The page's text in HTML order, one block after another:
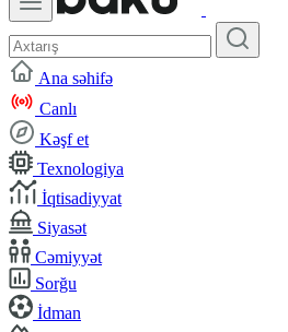
Ana səhifə
Canlı
Kəşf et
Texnologiya
İqtisadiyyat
Siyasət
Cəmiyyət
Sorğu
İdman